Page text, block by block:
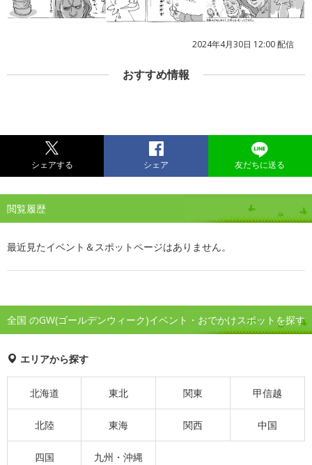
2024年4月30日 12:00 配信
おすすめ情報
シェアする シェア 友だちに送る
閲覧履歴
最近見たイベント＆スポットページはありません。
全国 のGW(ゴールデンウィーク)イベント・おでかけスポットを探す
エリアから探す
北海道 東北 関東 甲信越
北陸 東海 関西 中国
四国 九州・沖縄